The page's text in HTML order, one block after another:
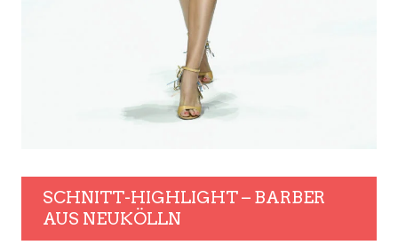
SCHNITT-HIGHLIGHT – BARBER
AUS NEUKÖLLN